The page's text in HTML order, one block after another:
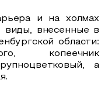
и на холмах
виды, внесенные в
области:
копеечник
а